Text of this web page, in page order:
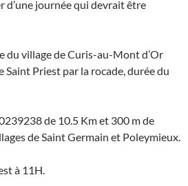
d’une journée qui devrait être
du village de Curis-au-Mont d’Or
Saint Priest par la rocade, durée du
de 10.5 Km et 300 m de
de Saint Germain et Poleymieux.
à 11H.